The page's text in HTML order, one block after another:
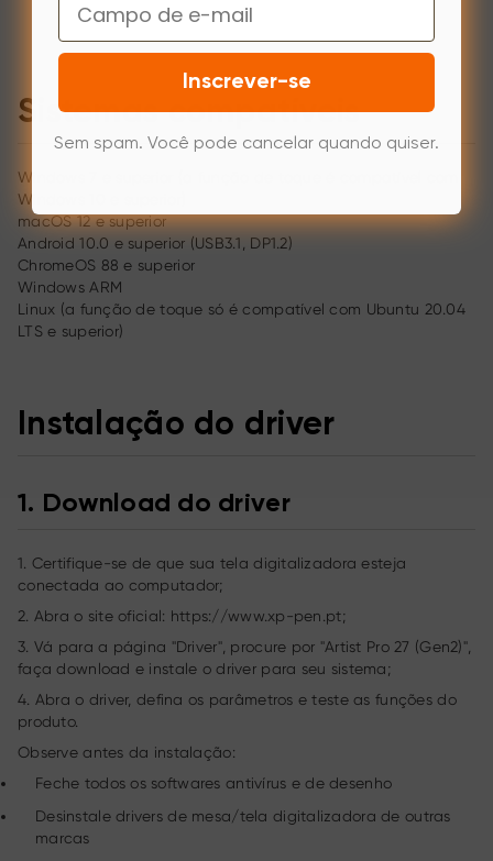
Sistemas compatíveis
Windows 7 e superior (a função de toque é compatível com
Windows 10 e superior)
macOS 12 e superior
Android 10.0 e superior (USB3.1, DP1.2)
ChromeOS 88 e superior
Windows ARM
Linux (a função de toque só é compatível com Ubuntu 20.04
LTS e superior)
Instalação do driver
1. Download do driver
1. Certifique-se de que sua tela digitalizadora esteja
conectada ao computador;
2. Abra o site oficial: https://www.xp-pen.pt;
3. Vá para a página "Driver", procure por "Artist Pro 27 (Gen2)",
faça download e instale o driver para seu sistema;
4. Abra o driver, defina os parâmetros e teste as funções do
produto.
Observe antes da instalação:
Feche todos os softwares antivírus e de desenho
Desinstale drivers de mesa/tela digitalizadora de outras
marcas
Inscrever-se
Sem spam. Você pode cancelar quando quiser.